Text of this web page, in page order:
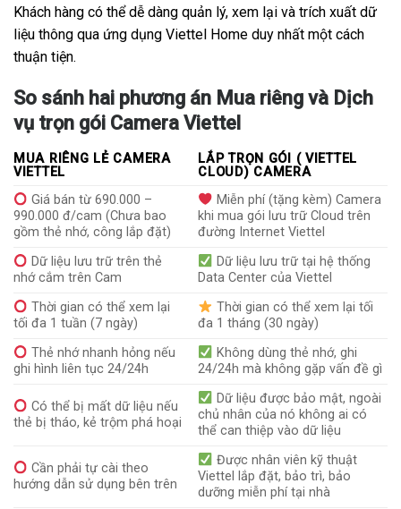
Khách hàng có thể dễ dàng quản lý, xem lại và trích xuất dữ
liệu thông qua ứng dụng Viettel Home duy nhất một cách
thuận tiện.
So sánh hai phương án Mua riêng và Dịch
vụ trọn gói Camera Viettel
MUA RIÊNG LẺ CAMERA
VIETTEL
LẮP TRỌN GÓI ( VIETTEL
CLOUD) CAMERA
Giá bán từ 690.000 –
990.000 đ/cam (Chưa bao
gồm thẻ nhớ, công lắp đặt)
Miễn phí (tặng kèm) Camera
khi mua gói lưu trữ Cloud trên
đường Internet Viettel
Dữ liệu lưu trữ trên thẻ
nhớ cắm trên Cam
Dữ liệu lưu trữ tại hệ thống
Data Center của Viettel
Thời gian có thể xem lại
tối đa 1 tuần (7 ngày)
Thời gian có thể xem lại tối
đa 1 tháng (30 ngày)
Thẻ nhớ nhanh hỏng nếu
ghi hình liên tục 24/24h
Không dùng thẻ nhớ, ghi
24/24h mà không gặp vấn đề gì
Có thể bị mất dữ liệu nếu
thẻ bị tháo, kẻ trộm phá hoại
Dữ liệu được bảo mật, ngoài
chủ nhân của nó không ai có
thể can thiệp vào dữ liệu
Cần phải tự cài theo
hướng dẫn sử dụng bên trên
Được nhân viên kỹ thuật
Viettel lắp đặt, bảo trì, bảo
dưỡng miễn phí tại nhà